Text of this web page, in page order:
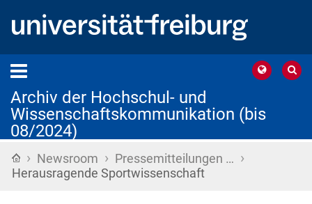
Archiv der Hochschul- und
Wissenschaftskommunikation (bis
08/2024)
Startseite
› Newsroom › Pressemitteilungen … ›
Herausragende Sportwissenschaft